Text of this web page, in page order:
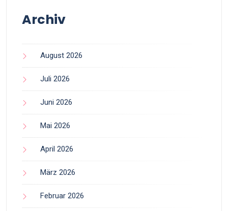
Archiv
August 2026
Juli 2026
Juni 2026
Mai 2026
April 2026
März 2026
Februar 2026